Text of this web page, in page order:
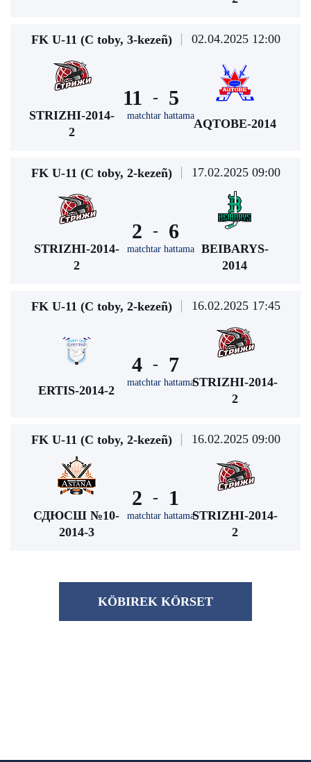
FK U-11 (С toby, 3-kezeñ) 02.04.2025 12:00
STRIZHI-2014-
2
11 -
matchtar hattama
5
AQTOBE-2014
FK U-11 (С toby, 2-kezeñ) 17.02.2025 09:00
STRIZHI-2014-
2
2 -
matchtar hattama
6
BEIBARYS-
2014
FK U-11 (С toby, 2-kezeñ) 16.02.2025 17:45
ERTIS-2014-2
4 -
matchtar hattama
7
STRIZHI-2014-
2
FK U-11 (С toby, 2-kezeñ) 16.02.2025 09:00
СДЮСШ №10-
2014-3
2 -
matchtar hattama
1
STRIZHI-2014-
2
KÖBІREK KÖRSET